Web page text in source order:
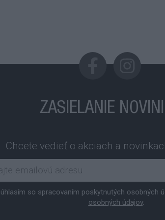
ZASIELANIE
Chcete vedieť o akciach a
so spracovaním poskytnutých osobných
osobných údajov.